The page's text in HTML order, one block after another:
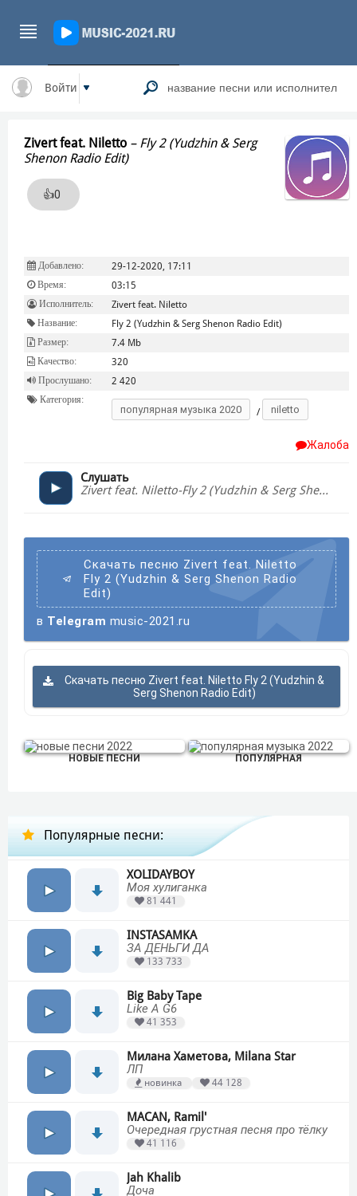
Войти
Zivert feat. Niletto – Fly 2 (Yudzhin & Serg
Shenon Radio Edit)
👍0
Добавлено: 29-12-2020, 17:11
Время: 03:15
Исполнитель: Zivert feat. Niletto
Название: Fly 2 (Yudzhin & Serg Shenon Radio Edit)
Размер: 7.4 Mb
Качество: 320
Прослушано: 2 420
Категория:
популярная музыка 2020 / niletto
Жалоба
Слушать
Zivert feat. Niletto-Fly 2 (Yudzhin & Serg Shenon Radio Edit)
Скачать песню Zivert feat. Niletto
Fly 2 (Yudzhin & Serg Shenon Radio
Edit)
в Telegram music-2021.ru
Скачать песню Zivert feat. Niletto Fly 2 (Yudzhin &
Serg Shenon Radio Edit)
НОВЫЕ ПЕСНИ ПОПУЛЯРНАЯ
Популярные песни:
XOLIDAYBOY
Моя хулиганка
81 441
INSTASAMKA
ЗА ДЕНЬГИ ДА
133 733
Big Baby Tape
Like A G6
41 353
Милана Хаметова, Milana Star
ЛП
новинка 44 128
MACAN, Ramil'
Очередная грустная песня про тёлку
41 116
Jah Khalib
Доча